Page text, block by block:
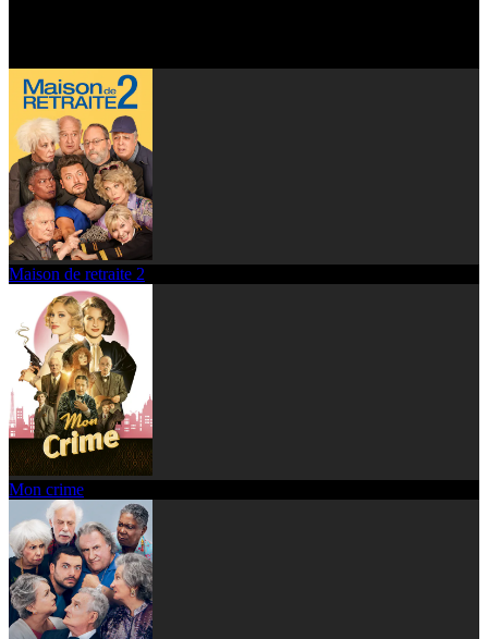
Maison de retraite 2
Mon crime